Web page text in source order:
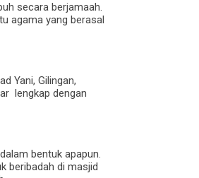
secara berjamaah.
agama yang berasal
Yani, Gilingan,
lengkap dengan
bentuk apapun.
beribadah di masjid